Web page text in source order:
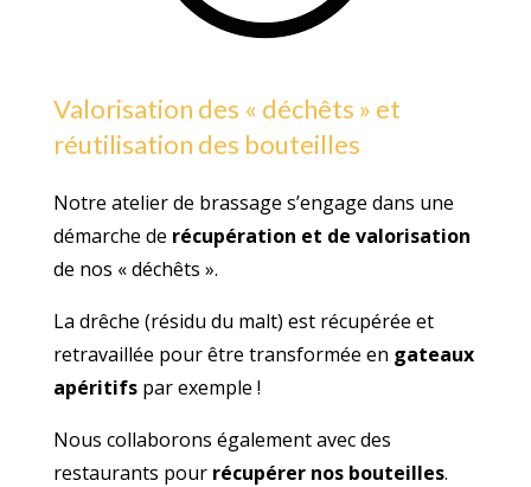
Valorisation des « déchêts » et
réutilisation des bouteilles
Notre atelier de brassage s’engage dans une
démarche de récupération et de valorisation
de nos « déchêts ».
La drêche (résidu du malt) est récupérée et
retravaillée pour être transformée en gateaux
apéritifspar exemple !
Nous collaborons également avec des
restaurants pour récupérer nos bouteilles.